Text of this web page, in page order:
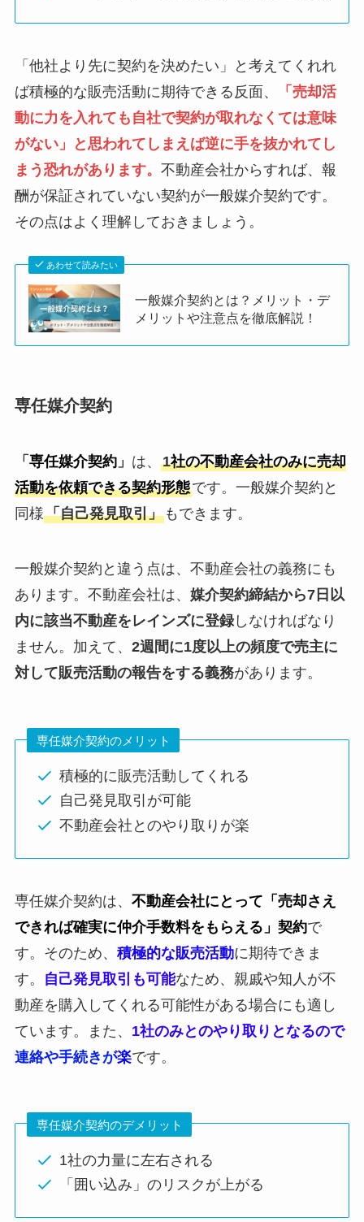
「他社より先に契約を決めたい」と考えてくれれ
ば積極的な販売活動に期待できる反面、
「 売却活
動に力を入れても自社で契約が取れなくては意味
がない」と思われてしまえば逆に手を抜かれてし
まう恐れがあります。 不動産会社からすれば、報
酬が保証されていない契約が一般媒介契約です。
その点はよく理解しておきましょう。
あわせて読みたい
一般媒介契約とは？メリット・デ
メリットや注意点を徹底解説！
専任媒介契約
「 専任媒介契約」 は、 1社の不動産会社のみに売却
活動を依頼できる契約形態です。一般媒介契約と
同様「自己発見取引」もできます。
一般媒介契約と違う点は、不動産会社の義務にも
あります。不動産会社は、 媒介契約締結から7日以
内に該当不動産をレインズに登録しなければなり
ません。加えて、 2週間に1度以上の頻度で売主に
対して販売活動の報告をする義務があります。
専任媒介契約のメリット
積極的に販売活動してくれる
自己発見取引が可能
不動産会社とのやり取りが楽
専任媒介契約は、 不動産会社にとって「売却さえ
できれば確実に仲介手数料をもらえる」契約で
す。そのため、 積極的な販売活動に期待できま
す。
自己発見取引も可能なため、親戚や知人が不
動産を購入してくれる可能性がある場合にも適し
ています。また、 1社のみとのやり取りとなるので
連絡や手続きが楽です。
専任媒介契約のデメリット
1社の力量に左右される
「囲い込み」のリスクが上がる